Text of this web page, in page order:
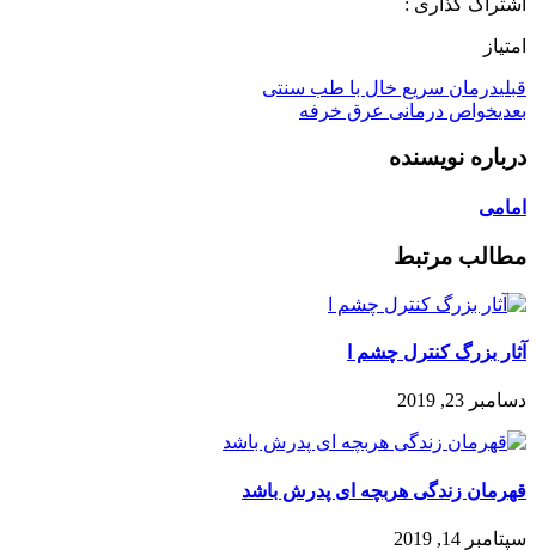
امتیاز
قبلیدرمان سریع خال با طب سنتی
بعدیخواص درمانی عرق خرفه
درباره نویسنده
امامی
مطالب مرتبط
آثار بزرگ کنترل چشم ا
دسامبر 23, 2019
قهرمان زندگی هربچه ای پدرش باشد
سپتامبر 14, 2019